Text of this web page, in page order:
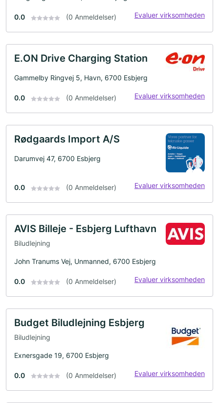
0.0 (0 Anmeldelser) Evaluer virksomheden
E.ON Drive Charging Station
Gammelby Ringvej 5, Havn, 6700 Esbjerg
0.0 (0 Anmeldelser) Evaluer virksomheden
Rødgaards Import A/S
Darumvej 47, 6700 Esbjerg
0.0 (0 Anmeldelser) Evaluer virksomheden
AVIS Billeje - Esbjerg Lufthavn
Biludlejning
John Tranums Vej, Unmanned, 6700 Esbjerg
0.0 (0 Anmeldelser) Evaluer virksomheden
Budget Biludlejning Esbjerg
Biludlejning
Exnersgade 19, 6700 Esbjerg
0.0 (0 Anmeldelser) Evaluer virksomheden